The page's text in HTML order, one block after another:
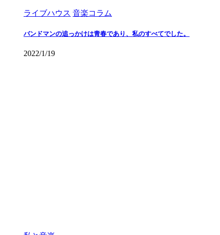
ライブハウス 音楽コラム
バンドマンの追っかけは青春であり、私のすべてでした。
2022/1/19